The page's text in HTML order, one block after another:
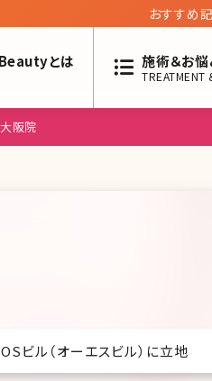
おすすめ
とは 施術＆お
TREATMENT
阪院
ビル（オーエスビル）に立地